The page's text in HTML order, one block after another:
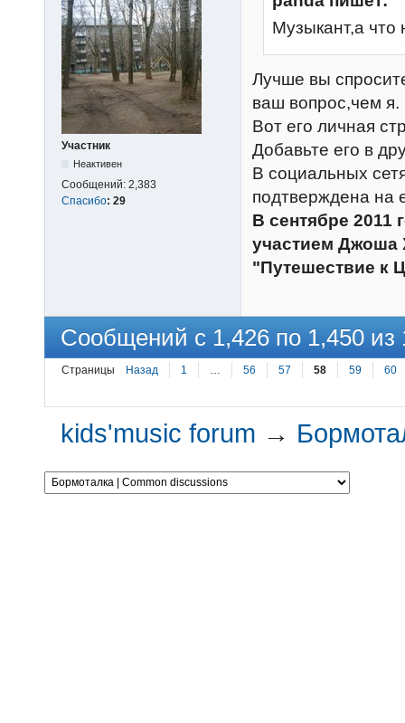
Участник
Неактивен
Сообщений: 2,383
Спасибо: 29
Музыкант,а что
Лучше вы
ваш вопрос,чем я.
Вот его личная
Добавьте его в
В социальных
подтверждена на
В сентябре 2011
участием Джоша
"Путешествие к
Сообщений с 1,426 по 1,450 из
Страницы Назад 1 … 56 57 58 59 60
kids'music forum →